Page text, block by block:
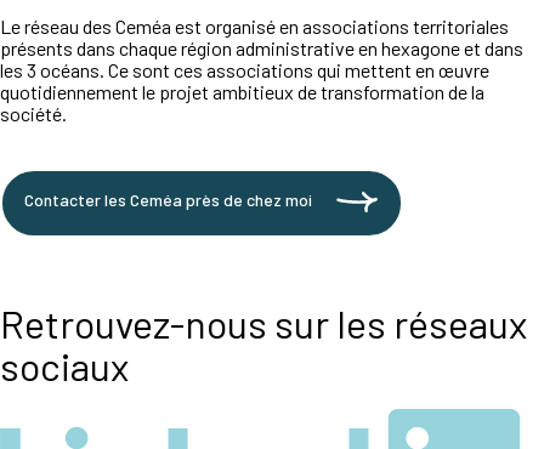
Le réseau des Ceméa est organisé en associations territoriales
présents dans chaque région administrative en hexagone et dans
les 3 océans. Ce sont ces associations qui mettent en œuvre
quotidiennement le projet ambitieux de transformation de la
société.
Contacter les Ceméa près de chez moi
Retrouvez-nous sur les réseaux
sociaux